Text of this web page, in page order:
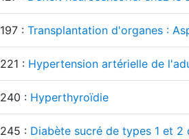
197 : Transplantation d'organes :
221 : Hypertension artérielle de
240 : Hyperthyroïdie
245 : Diabète sucré de types 1 et